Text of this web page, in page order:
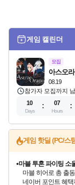
게임 캘린더
모집
08.19
아스오
참가자 모집까지
10
Days
07
Hours
게임 핫딜 (PC/스
마블 투혼 파이팅 소
마블 히어로 총 출
네이버 포인트 혜택